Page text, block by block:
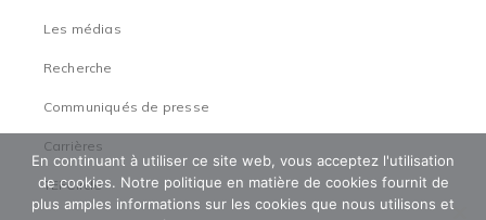
Les médias
Recherche
Communiqués de presse
Carrières
TEFCircle
En continuant à utiliser ce site web, vous acceptez l'utilisation
de cookies. Notre politique en matière de cookies fournit de
plus amples informations sur les cookies que nous utilisons et